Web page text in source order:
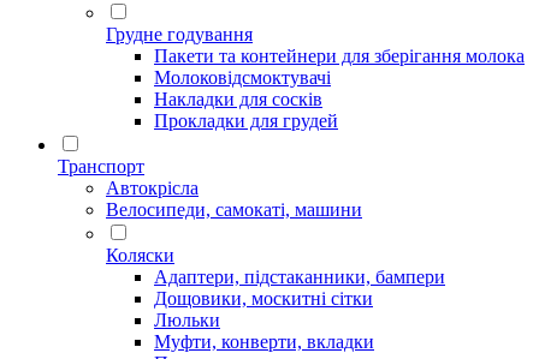
Грудне годування
Пакети та контейнери для зберігання молока
Молоковідсмоктувачі
Накладки для сосків
Прокладки для грудей
Транспорт
Автокрісла
Велосипеди, самокаті, машини
Коляски
Адаптери, підстаканники, бампери
Дощовики, москитні сітки
Люльки
Муфти, конверти, вкладки